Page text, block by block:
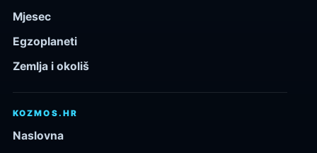
Mjesec
Egzoplaneti
Zemlja i okoliš
KOZMOS.HR
Naslovna